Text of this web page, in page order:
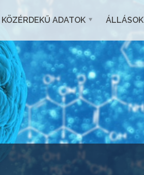
KÖZÉRDEKŰ ADATOK ÁLLÁSOK